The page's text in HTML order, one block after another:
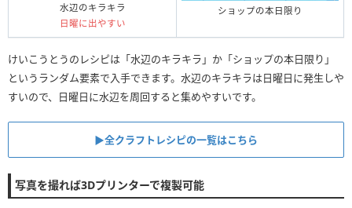
水辺のキラキラ
日曜に出やすい
ショップの本日限り
けいこうとうのレシピは「水辺のキラキラ」か「ショップの本日限り」
というランダム要素で入手できます。水辺のキラキラは日曜日に発生しや
すいので、日曜日に水辺を周回すると集めやすいです。
▶︎全クラフトレシピの一覧はこちら
写真を撮れば3Dプリンターで複製可能